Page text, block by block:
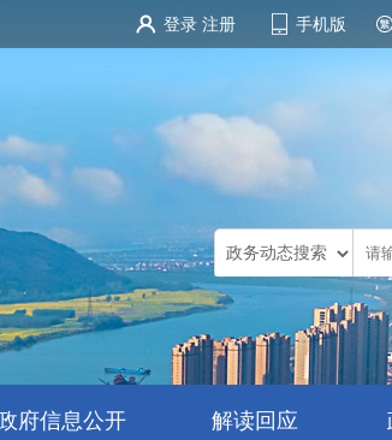
登录 注册 手机版
府信息公开 解读回应